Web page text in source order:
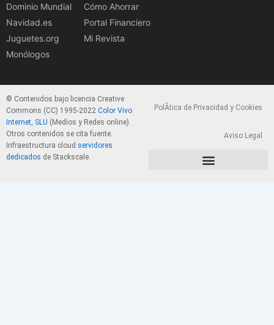
Dominio Mundial
Navidad.es
Juguetes.org
Monólogos
Cómo Ahorrar
Portal Financiero
Mi Revista
© Contenidos bajo licencia Creative
Commons (CC) 1995-2022 Color Vivo
Internet, SLU (Medios y Redes online).
Otros contenidos se cita fuente.
Infraestructura cloud servidores
dedicados de Stackscale.
PolÃ­tica de Privacidad y Cookies
Aviso Legal